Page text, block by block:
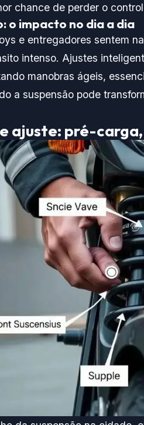
chance de perder o
o impacto no dia a dia
e entregadores sentem
intenso. Ajustes
manobras ágeis,
a suspensão pode
ajuste: pré-